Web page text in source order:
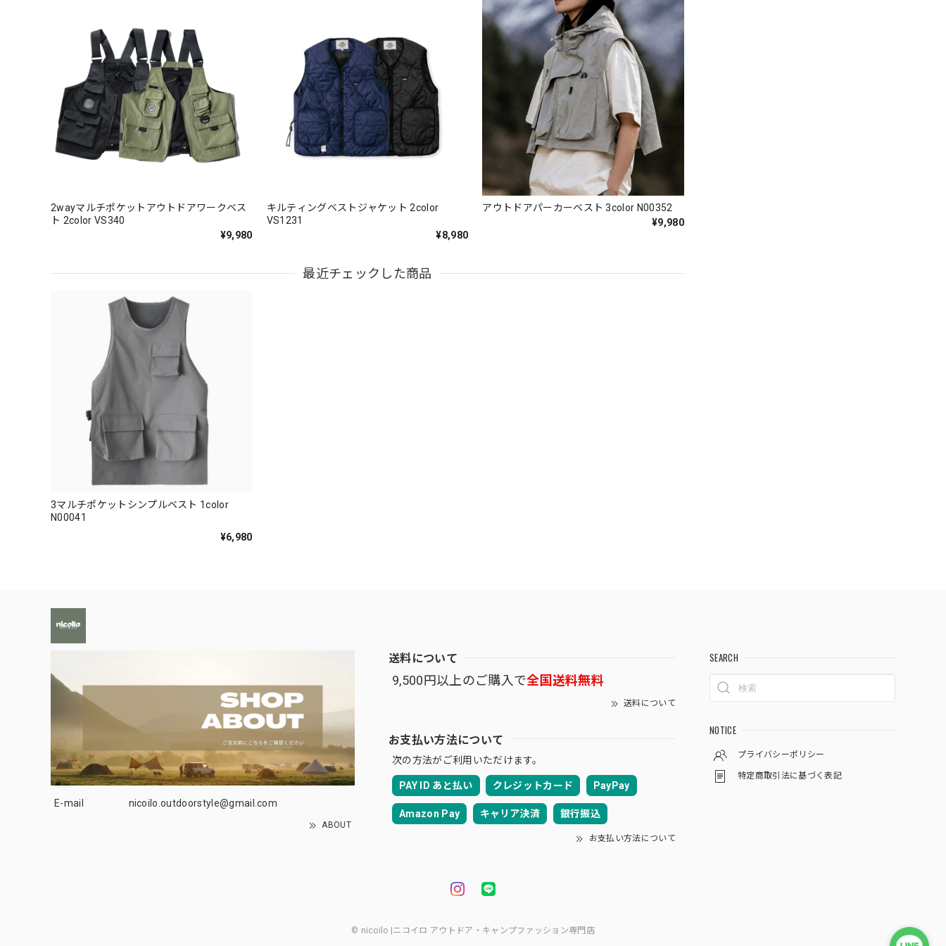
2wayマルチポケットアウトドアワークベス
ト 2color VS340
¥9,980
キルティングベストジャケット 2color
VS1231
¥8,980
アウトドアパーカーベスト 3color N00352
¥9,980
最近チェックした商品
3マルチポケットシンプルベスト 1color
N00041
¥6,980
E-mail nicoilo.outdoorstyle@gmail.com
ABOUT
送料について
9,500円以上のご購入で全国送料無料
送料について
お支払い方法について
次の方法がご利用いただけます。
PAY ID あと払い クレジットカード PayPay
Amazon Pay キャリア決済 銀行振込
お支払い方法について
SEARCH
NOTICE
プライバシーポリシー
特定商取引法に基づく表記
© nicoilo |ニコイロ アウトドア・キャンプファッション専門店